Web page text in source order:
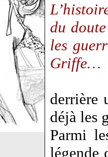
du
les
Griffe…
derrière
déjà les
Parmi
légende